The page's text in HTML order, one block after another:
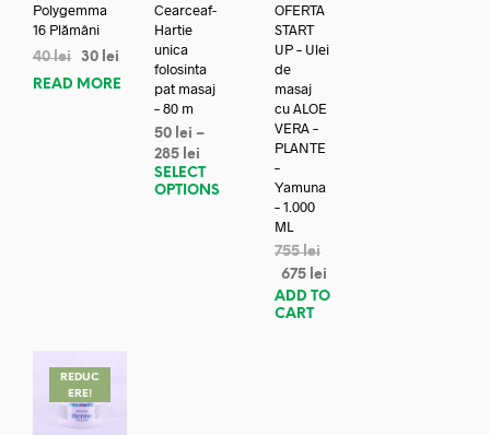
Polygemma
16 Plămâni
40lei 30 lei
READ MORE
Cearceaf-
Hartie
unica
folosinta
pat masaj
– 80 m
50 lei –
285 lei
SELECT
OPTIONS
OFERTA
START
UP – Ulei
de
masaj
cu ALOE
VERA –
PLANTE
–
Yamuna
– 1.000
ML
755lei
675 lei
ADD TO
CART
REDUC
ERE!